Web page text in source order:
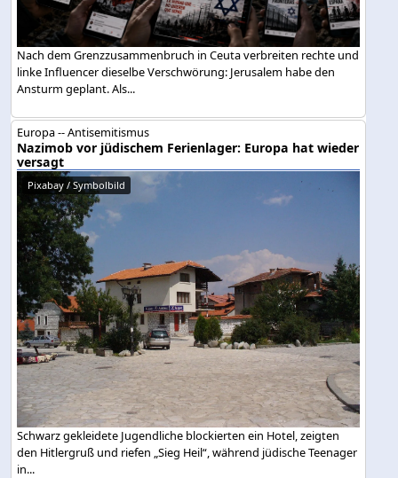
Nach dem Grenzzusammenbruch in Ceuta verbreiten rechte und
linke Influencer dieselbe Verschwörung: Jerusalem habe den
Ansturm geplant. Als...
Europa -- Antisemitismus
Nazimob vor jüdischem Ferienlager: Europa hat wieder
versagt
Pixabay / Symbolbild
Schwarz gekleidete Jugendliche blockierten ein Hotel, zeigten
den Hitlergruß und riefen „Sieg Heil“, während jüdische Teenager
in...